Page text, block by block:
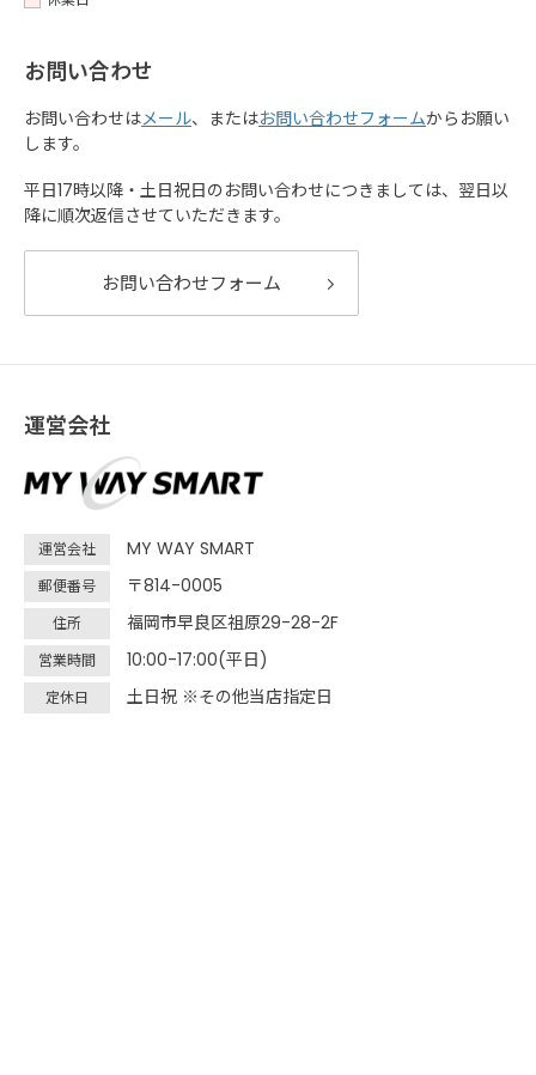
お問い合わせ
お問い合わせはメール、またはお問い合わせフォームからお願い
します。
平日17時以降・土日祝日のお問い合わせにつきましては、翌日以
降に順次返信させていただきます。
お問い合わせフォーム
運営会社
運営会社 MY WAY SMART
郵便番号 〒814-0005
住所 福岡市早良区祖原29-28-2F
営業時間 10:00-17:00(平日)
定休日 土日祝 ※その他当店指定日